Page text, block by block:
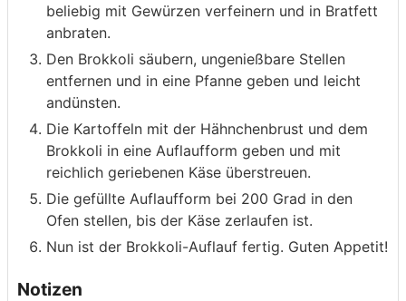
beliebig mit Gewürzen verfeinern und in Bratfett
anbraten.
Den Brokkoli säubern, ungenießbare Stellen
entfernen und in eine Pfanne geben und leicht
andünsten.
Die Kartoffeln mit der Hähnchenbrust und dem
Brokkoli in eine Auflaufform geben und mit
reichlich geriebenen Käse überstreuen.
Die gefüllte Auflaufform bei 200 Grad in den
Ofen stellen, bis der Käse zerlaufen ist.
Nun ist der Brokkoli-Auflauf fertig. Guten Appetit!
Notizen